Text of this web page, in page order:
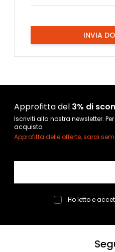
INVIA
Approfitta del 3% di
Iscriviti alla nostra newsletter.
acquisto.
Approfitta delle offerte, sarai
Ho letto e